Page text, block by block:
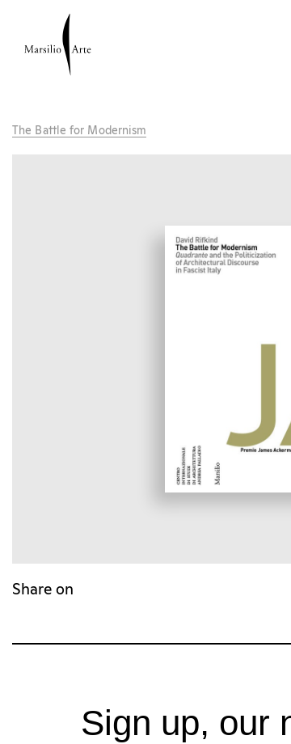
The Battle for Modernism
Share on
Sign up, our